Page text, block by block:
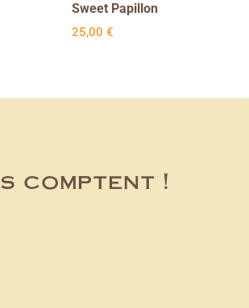
Sweet Papillon
25,00€
comptent !